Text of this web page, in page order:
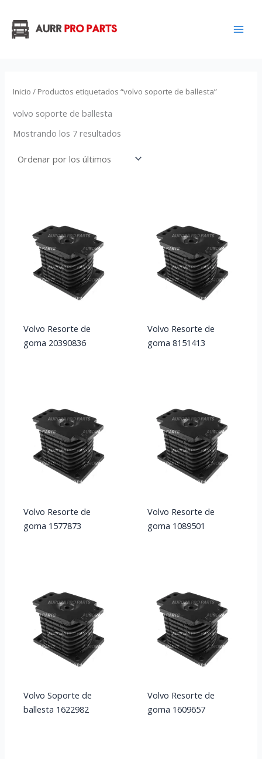
contenido
Inicio / Productos etiquetados “volvo soporte de ballesta”
volvo soporte de ballesta
Mostrando los 7 resultados
Volvo Resorte de
goma 20390836
Volvo Resorte de
goma 8151413
Volvo Resorte de
goma 1577873
Volvo Resorte de
goma 1089501
Volvo Soporte de
ballesta 1622982
Volvo Resorte de
goma 1609657